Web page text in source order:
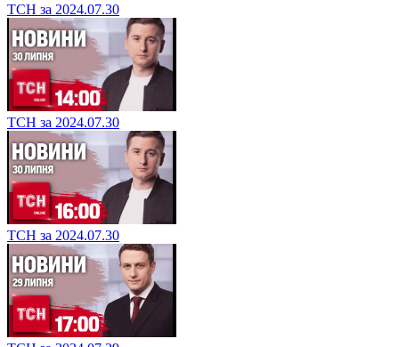
ТСН за 2024.07.30
ТСН за 2024.07.30
ТСН за 2024.07.30